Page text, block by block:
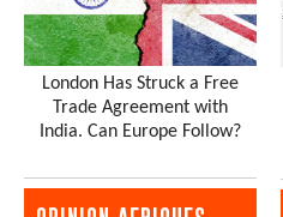
London Has Struck a Free
Trade Agreement with
India. Can Europe Follow?